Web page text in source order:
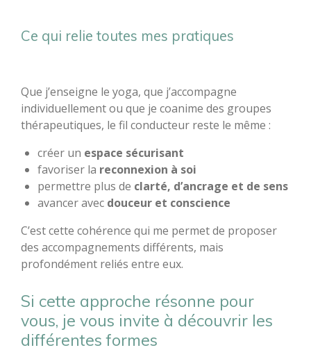
Ce qui relie toutes mes pratiques
Que j’enseigne le yoga, que j’accompagne
individuellement ou que je coanime des groupes
thérapeutiques, le fil conducteur reste le même :
créer un espace sécurisant
favoriser la reconnexion à soi
permettre plus de clarté, d’ancrage et de sens
avancer avec douceur et conscience
C’est cette cohérence qui me permet de proposer
des accompagnements différents, mais
profondément reliés entre eux.
Si cette approche résonne pour
vous, je vous invite à découvrir les
différentes formes